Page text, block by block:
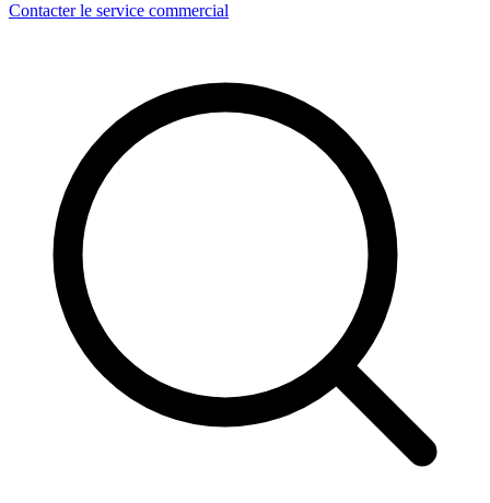
Contacter le service commercial